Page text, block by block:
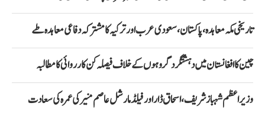
تاریخی مکہ معاہدہ، پاکستان، سعودی عرب اور ترکیہ کا مشترکہ دفاعی معاہدہ طے
چین کا افغانستان میں دہشتگرد گروہوں کے خلاف فیصلہ کن کارروائی کا مطالبہ
وزیراعظم شہباز شریف، اسحاق ڈار اور فیلڈ مارشل عاصم منیر کی عمرہ کی سعادت